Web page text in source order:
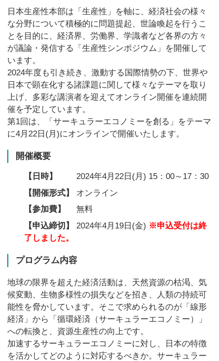
日本生産性本部は「生産性」を軸に、経済社会の様々
な分野について積極的に問題提起、世論喚起を行うこ
とを目的に、経済界、労働界、学識者など各界の方々
が議論・発信する「生産性シンポジウム」を開催して
います。
2024年度も引き続き、激動する国際情勢の下、世界や
日本で顕在化する諸課題に関して様々なテーマを取り
上げ、多彩な講演者を迎えてオンライン開催を連続開
催を予定しています。
第1回は、「サーキュラーエコノミーを創る」をテーマ
に4月22日(月)にオンラインで開催いたします。
開催概要
【日時】
2024年4月22日(月) 15：00～17：30
【開催形式】 オンライン
【参加費】
無料
【申込締切】 2024年4月19日(金) ※申込受付は終
了しました。
プログラム内容
地球の限界を超えた経済活動は、天然資源の枯渇、気
候変動、生物多様性の損失などを招き、人類の持続可
能性を脅かしています。そこで求められるのが「線形
経済」から「循環経済（サーキュラーエコノミー）」
への転換と、資源生産性の向上です。
加速するサーキュラーエコノミーに対し、日本の特徴
を活かしてどのように対応するべきか。サーキュラー